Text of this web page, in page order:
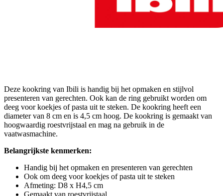
Deze kookring van Ibili is handig bij het opmaken en stijlvol
presenteren van gerechten. Ook kan de ring gebruikt worden om
deeg voor koekjes of pasta uit te steken. De kookring heeft een
diameter van 8 cm en is 4,5 cm hoog. De kookring is gemaakt van
hoogwaardig roestvrijstaal en mag na gebruik in de
vaatwasmachine.
Belangrijkste kenmerken:
Handig bij het opmaken en presenteren van gerechten
Ook om deeg voor koekjes of pasta uit te steken
Afmeting: D8 x H4,5 cm
Gemaakt van roestvrijstaal